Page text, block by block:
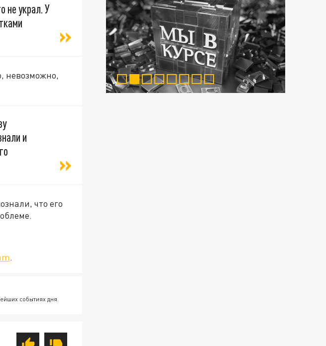
не украл. У
невозможно,
и
что его
.
событиях дня.